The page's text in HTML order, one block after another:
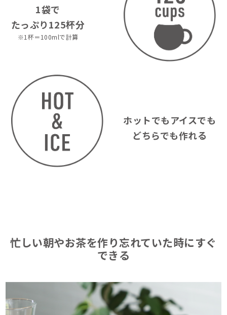
1袋で
たっぷり125杯分
※1杯＝100mlで計算
ホットでもアイスでも
どちらでも作れる
忙しい朝やお茶を作り忘れていた時にすぐ
できる